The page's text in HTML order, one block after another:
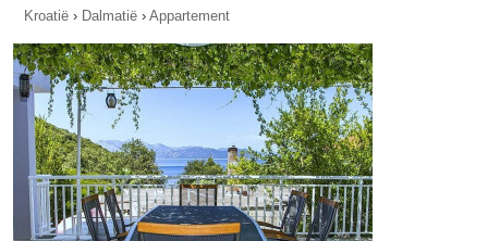
Kroatië › Dalmatië › Appartement